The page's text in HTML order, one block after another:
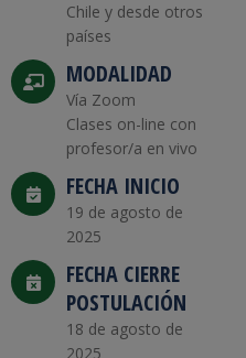
Chile y desde otros
países
MODALIDAD
Vía Zoom
Clases on-line con
profesor/a en vivo
FECHA INICIO
19 de agosto de
2025
FECHA CIERRE
POSTULACIÓN
18 de agosto de
2025